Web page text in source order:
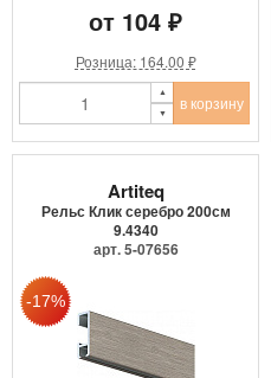
от 104 ₽
Розница: 164.00 ₽
в корзину
Artiteq
Рельс Клик серебро 200см
9.4340
арт. 5-07656